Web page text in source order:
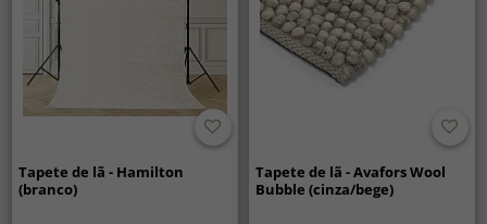
Tapete de lã - Hamilton
(branco)
Tapete de lã - Avafors Wool
Bubble (cinza/bege)